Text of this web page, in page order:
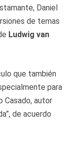
Daniel
de temas
Ludwig van
que también
para
Casado, autor
de acuerdo